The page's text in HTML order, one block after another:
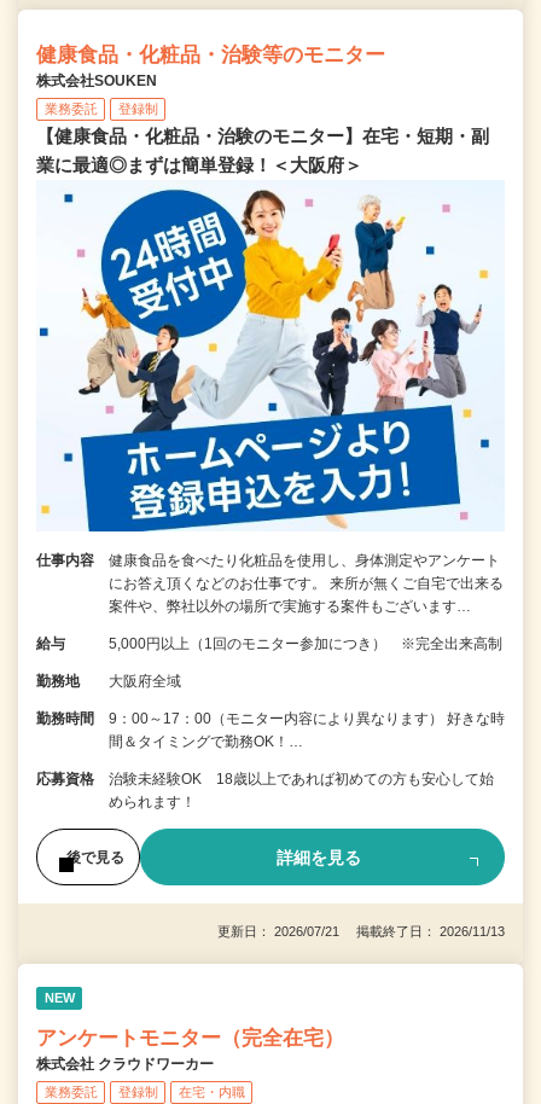
健康食品・化粧品・治験等のモニター
株式会社SOUKEN
業務委託 登録制
【健康食品・化粧品・治験のモニター】在宅・短期・副
業に最適◎まずは簡単登録！＜大阪府＞
仕事内容
健康食品を食べたり化粧品を使用し、身体測定やアンケート
にお答え頂くなどのお仕事です。 来所が無くご自宅で出来る
案件や、弊社以外の場所で実施する案件もございます…
給与 5,000円以上（1回のモニター参加につき） ※完全出来高制
勤務地 大阪府全域
勤務時間
9：00～17：00（モニター内容により異なります） 好きな時
間＆タイミングで勤務OK！…
応募資格
治験未経験OK 18歳以上であれば初めての方も安心して始
められます！
後で見る 詳細を見る
更新日： 2026/07/21 掲載終了日： 2026/11/13
NEW
アンケートモニター（完全在宅）
株式会社 クラウドワーカー
業務委託 登録制 在宅・内職